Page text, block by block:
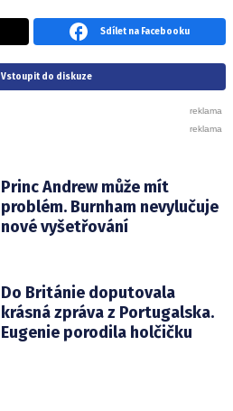
Sdílet na Facebooku
Vstoupit do diskuze
Princ Andrew může mít
problém. Burnham nevylučuje
nové vyšetřování
Do Británie doputovala
krásná zpráva z Portugalska.
Eugenie porodila holčičku